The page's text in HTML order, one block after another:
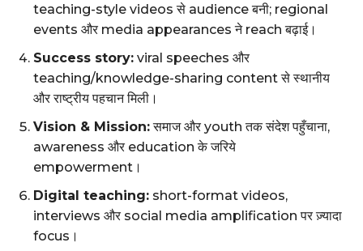
teaching-style videos से audience बनी; regional
events और media appearances ने reach बढ़ाई।
Success story: viral speeches और
teaching/knowledge-sharing content से स्थानीय
और राष्ट्रीय पहचान मिली।
Vision & Mission:समाज और youth तक संदेश पहुँचाना,
awareness और education के जरिये
empowerment।
Digital teaching: short-format videos,
interviews और social media amplification पर ज़्यादा
focus।